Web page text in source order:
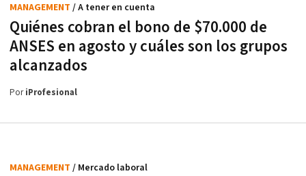
Quiénes cobran el bono de $70.000 de
ANSES en agosto y cuáles son los grupos
alcanzados
MANAGEMENT / A tener en cuenta
PoriProfesional
MANAGEMENT / Mercado laboral